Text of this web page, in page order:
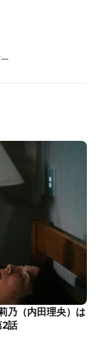
乃（内田理央）は
話